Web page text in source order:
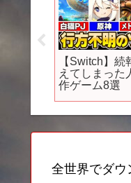
【Switch】続
えてしまった
作ゲーム8選
全世界でダウ